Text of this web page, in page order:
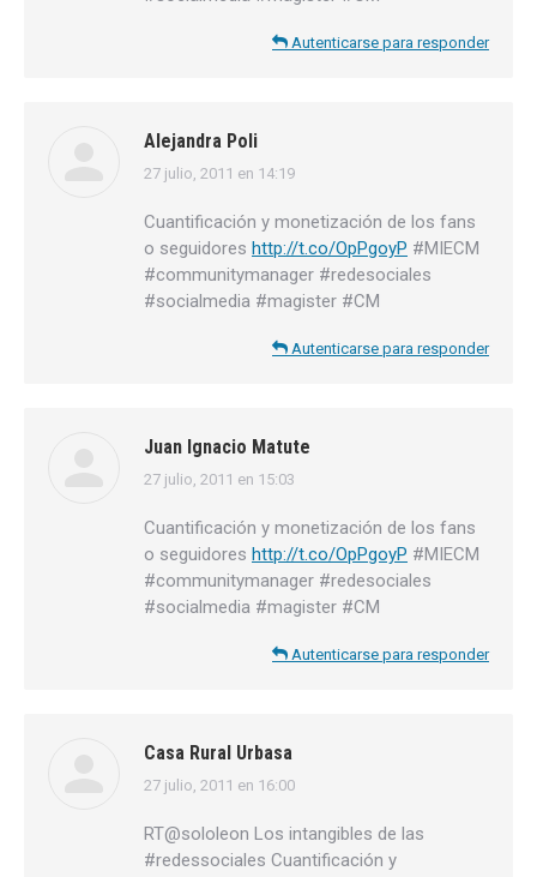
Autenticarse para responder
Alejandra Poli
dice:
27 julio, 2011 en 14:19
Cuantificación y monetización de los fans
o seguidores http://t.co/OpPgoyP #MIECM
#communitymanager #redesociales
#socialmedia #magister #CM
Autenticarse para responder
Juan Ignacio Matute
dice:
27 julio, 2011 en 15:03
Cuantificación y monetización de los fans
o seguidores http://t.co/OpPgoyP #MIECM
#communitymanager #redesociales
#socialmedia #magister #CM
Autenticarse para responder
Casa Rural Urbasa
dice:
27 julio, 2011 en 16:00
RT@sololeon Los intangibles de las
#redessociales Cuantificación y